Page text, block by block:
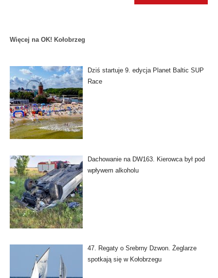
Więcej na OK! Kołobrzeg
Dziś startuje 9. edycja Planet Baltic SUP
Race
Dachowanie na DW163. Kierowca był pod
wpływem alkoholu
47. Regaty o Srebrny Dzwon. Żeglarze
spotkają się w Kołobrzegu